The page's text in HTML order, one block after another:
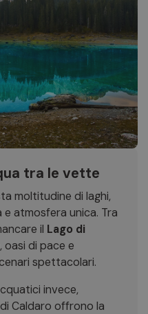
tra le vette
moltitudine di laghi,
e atmosfera unica. Tra
il Lago di
oasi di pace e
spettacolari.
invece,
Caldaro offrono la